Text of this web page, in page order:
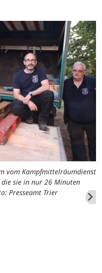
vom Kampfmittelräumdienst
sie in nur 26 Minuten
Presseamt Trier